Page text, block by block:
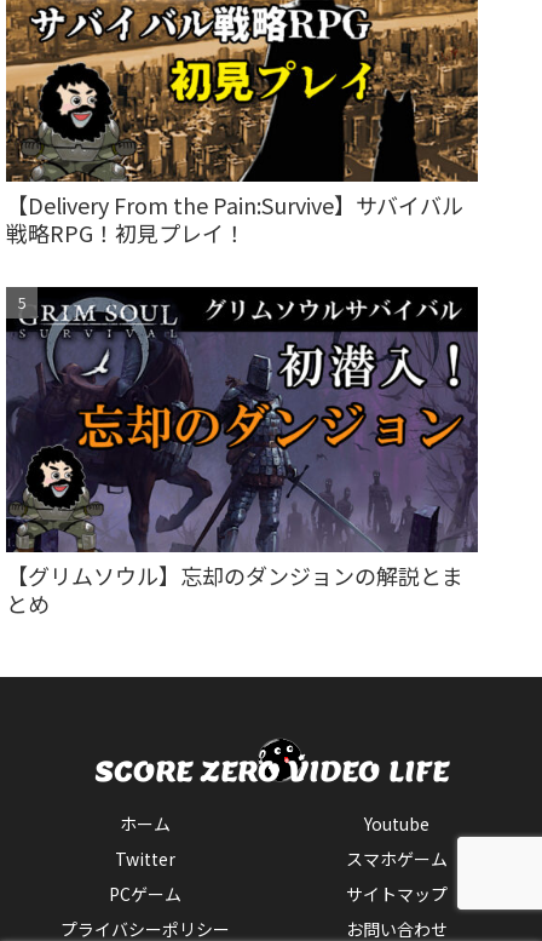
【Delivery From the Pain:Survive】サバイバル
戦略RPG！初見プレイ！
【グリムソウル】忘却のダンジョンの解説とま
とめ
ホーム
Youtube
Twitter
スマホゲーム
PCゲーム
サイトマップ
プライバシーポリシー
お問い合わせ